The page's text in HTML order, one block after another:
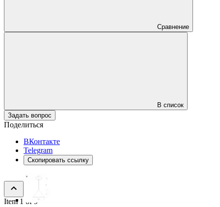
Сравнение
В список
Задать вопрос
Поделиться
ВКонтакте
Telegram
Скопировать ссылку
Item 1 of 9